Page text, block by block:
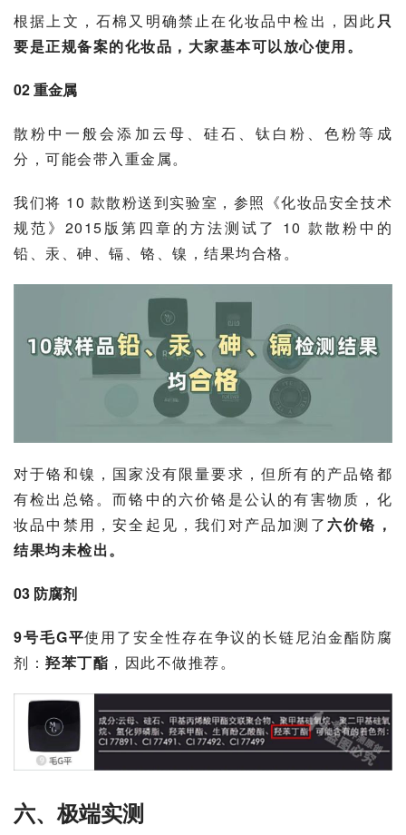
根据上文，石棉又明确禁止在化妆品中检出，因此只
要是正规备案的化妆品，大家基本可以放心使用。
02 重金属
散粉中一般会添加云母、 硅石 、钛白粉、色粉等成
分，可能会带入重金属。
我们将 10 款散粉送到实验室，参照《化妆品安全技术
规范》2015版第四章的方法测试了 10 款散粉中的
铅、汞、砷、镉、铬、镍，结果均合格。
对于铬和镍，国家没有限量要求，但所有的产品铬都
有检出总铬。而铬中的六价铬 是公认的有害物质，化
妆品中禁用，安全起见，我们对产品加测了六价铬，
结果均未检出。
03 防腐剂
9号毛G平使用了安全性存在争议的长链尼泊金酯防腐
剂： 羟苯丁酯 ，因此不做推荐。
六、极端实测